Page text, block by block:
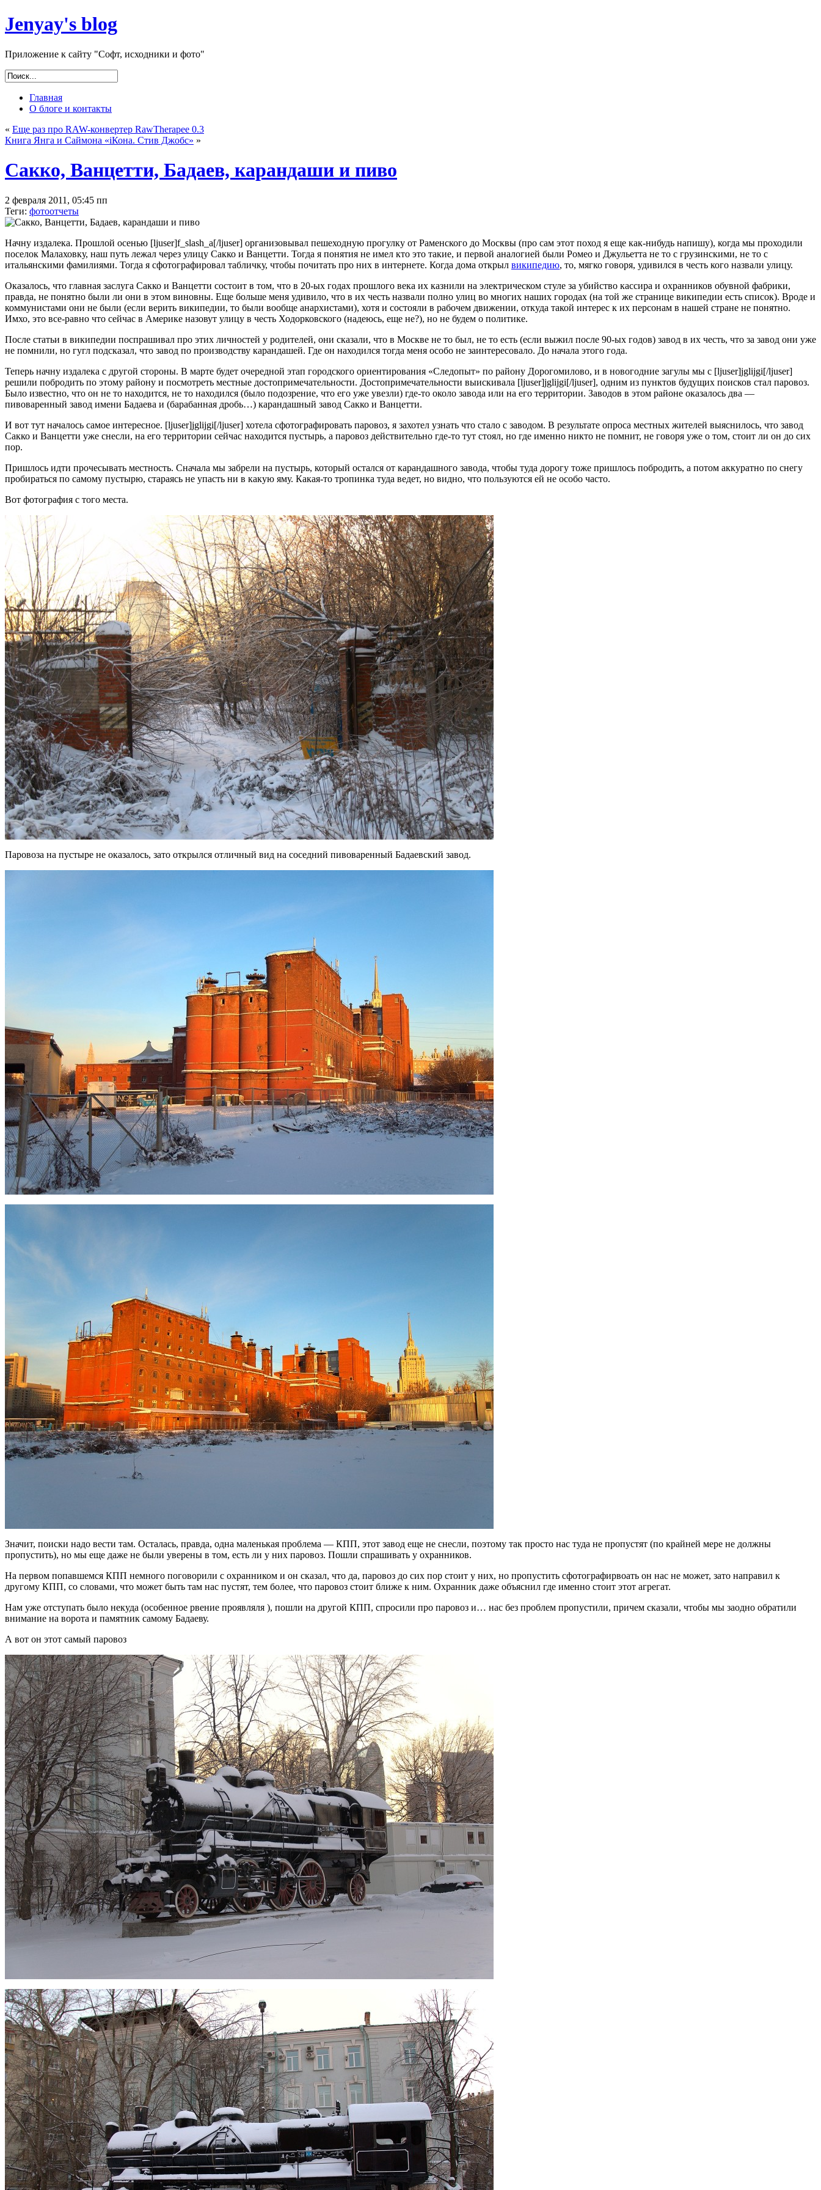
Jenyay's blog
Приложение к сайту "Софт, исходники и фото"
Главная
О блоге и контакты
« Еще раз про RAW-конвертер RawTherapee 0.3
Книга Янга и Саймона «iКона. Стив Джобс» »
Сакко, Ванцетти, Бадаев, карандаши и пиво
2 февраля 2011, 05:45 пп
Теги: фотоотчеты
Начну издалека. Прошлой осенью [ljuser]f_slash_a[/ljuser] организовывал пешеходную прогулку от Раменского до Москвы (про сам этот поход я еще как-нибудь напишу), когда мы проходили
поселок Малаховку, наш путь лежал через улицу Сакко и Ванцетти. Тогда я понятия не имел кто это такие, и первой аналогией были Ромео и Джульетта не то с грузинскими, не то с
итальянскими фамилиями. Тогда я сфотографировал табличку, чтобы почитать про них в интернете. Когда дома открыл википедию, то, мягко говоря, удивился в честь кого назвали улицу.
Оказалось, что главная заслуга Сакко и Ванцетти состоит в том, что в 20-ых годах прошлого века их казнили на электрическом стуле за убийство кассира и охранников обувной фабрики,
правда, не понятно были ли они в этом виновны. Еще больше меня удивило, что в их честь назвали полно улиц во многих наших городах (на той же странице википедии есть список). Вроде и
коммунистами они не были (если верить википедии, то были вообще анархистами), хотя и состояли в рабочем движении, откуда такой интерес к их персонам в нашей стране не понятно.
Имхо, это все-равно что сейчас в Америке назовут улицу в честь Ходорковского (надеюсь, еще не?), но не будем о политике.
После статьи в википедии поспрашивал про этих личностей у родителей, они сказали, что в Москве не то был, не то есть (если выжил после 90-ых годов) завод в их честь, что за завод они уже
не помнили, но гугл подсказал, что завод по производству карандашей. Где он находился тогда меня особо не заинтересовало. До начала этого года.
Теперь начну издалека с другой стороны. В марте будет очередной этап городского ориентирования «Следопыт» по району Дорогомилово, и в новогодние загулы мы с [ljuser]jglijgi[/ljuser]
решили побродить по этому району и посмотреть местные достопримечательности. Достопримечательности выискивала [ljuser]jglijgi[/ljuser], одним из пунктов будущих поисков стал паровоз.
Было известно, что он не то находится, не то находился (было подозрение, что его уже увезли) где-то около завода или на его территории. Заводов в этом районе оказалось два —
пивоваренный завод имени Бадаева и (барабанная дробь…) карандашный завод Сакко и Ванцетти.
И вот тут началось самое интересное. [ljuser]jglijgi[/ljuser] хотела сфотографировать паровоз, я захотел узнать что стало с заводом. В результате опроса местных жителей выяснилось, что завод
Сакко и Ванцетти уже снесли, на его территории сейчас находится пустырь, а паровоз действительно где-то тут стоял, но где именно никто не помнит, не говоря уже о том, стоит ли он до сих
пор.
Пришлось идти прочесывать местность. Сначала мы забрели на пустырь, который остался от карандашного завода, чтобы туда дорогу тоже пришлось побродить, а потом аккуратно по снегу
пробираться по самому пустырю, стараясь не упасть ни в какую яму. Какая-то тропинка туда ведет, но видно, что пользуются ей не особо часто.
Вот фотография с того места.
Паровоза на пустыре не оказалось, зато открылся отличный вид на соседний пивоваренный Бадаевский завод.
Значит, поиски надо вести там. Осталась, правда, одна маленькая проблема — КПП, этот завод еще не снесли, поэтому так просто нас туда не пропустят (по крайней мере не должны
пропустить), но мы еще даже не были уверены в том, есть ли у них паровоз. Пошли спрашивать у охранников.
На первом попавшемся КПП немного поговорили с охранником и он сказал, что да, паровоз до сих пор стоит у них, но пропустить сфотографирвоать он нас не может, зато направил к
другому КПП, со словами, что может быть там нас пустят, тем более, что паровоз стоит ближе к ним. Охранник даже объяснил где именно стоит этот агрегат.
Нам уже отступать было некуда (особенное рвение проявляля ), пошли на другой КПП, спросили про паровоз и… нас без проблем пропустили, причем сказали, чтобы мы заодно обратили
внимание на ворота и памятник самому Бадаеву.
А вот он этот самый паровоз